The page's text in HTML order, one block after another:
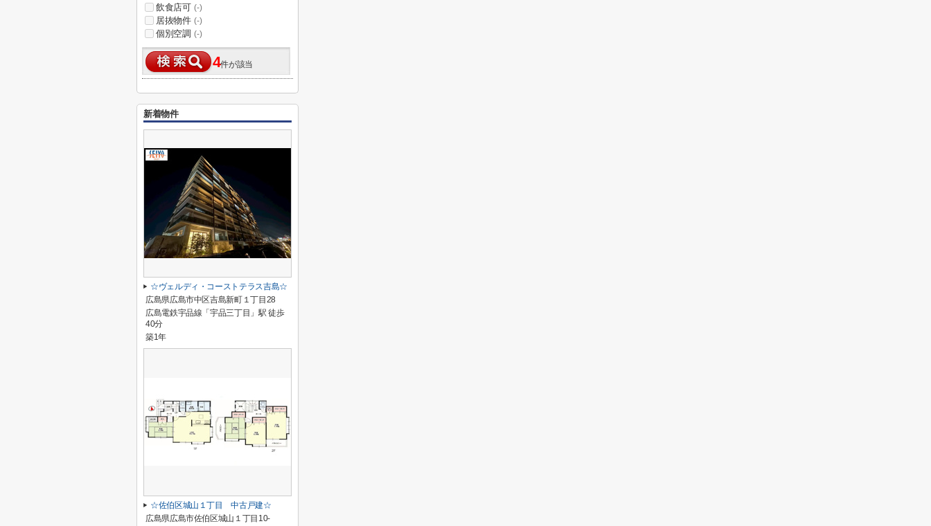
飲食店可 (-)
居抜物件 (-)
個別空調 (-)
4件が該当
新着物件
☆ヴェルディ・コーストテラス吉島☆
広島県広島市中区吉島新町１丁目28
広島電鉄宇品線「宇品三丁目」駅 徒歩
40分
築1年
☆佐伯区城山１丁目 中古戸建☆
広島県広島市佐伯区城山１丁目10-